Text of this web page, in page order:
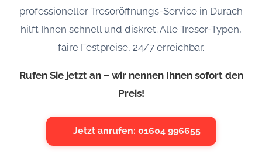
professioneller Tresoröffnungs-Service in Durach
hilft Ihnen schnell und diskret. Alle Tresor-Typen,
faire Festpreise, 24/7 erreichbar.
Rufen Sie jetzt an – wir nennen Ihnen sofort den
Preis!
Jetzt anrufen: 01604 996655